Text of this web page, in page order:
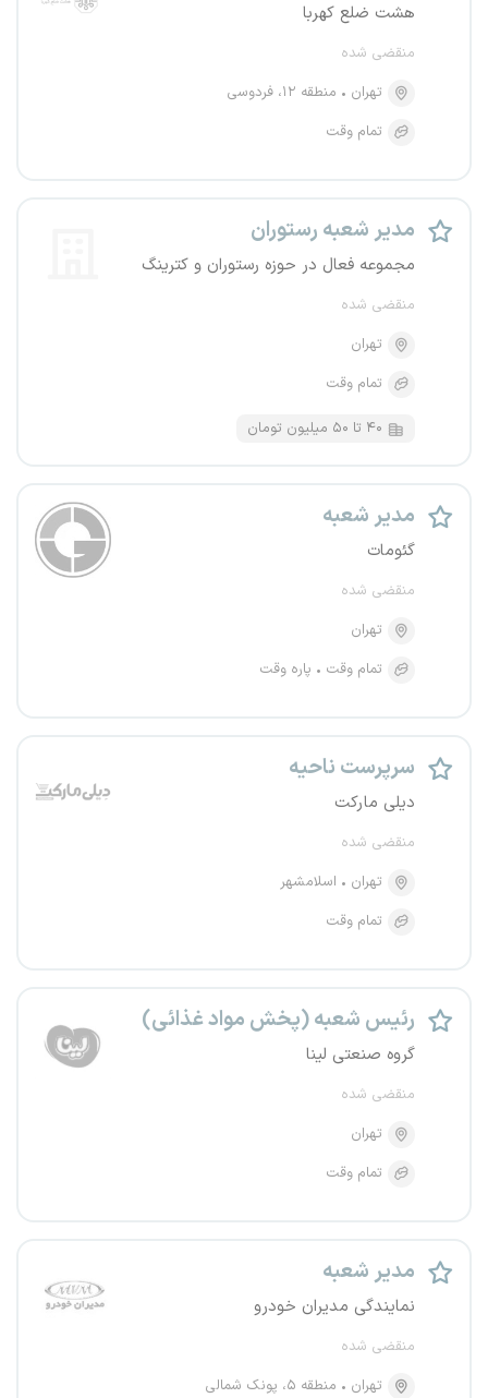
هشت ضلع کهربا
منقضی شده
تهران
منطقه ۱۲، فردوسی
تمام وقت
مدیر شعبه رستوران
مجموعه فعال در حوزه رستوران و کترینگ
منقضی شده
تهران
تمام وقت
۴۰ تا ۵۰ میلیون تومان
مدیر شعبه
گئومات
منقضی شده
تهران
تمام وقت
پاره وقت
سرپرست ناحیه
دیلی مارکت
منقضی شده
تهران
اسلامشهر
تمام وقت
رئیس شعبه (پخش مواد غذائی)
گروه صنعتی لینا
منقضی شده
تهران
تمام وقت
مدیر شعبه
نمایندگی مدیران خودرو
منقضی شده
تهران
منطقه ۵، پونک شمالی